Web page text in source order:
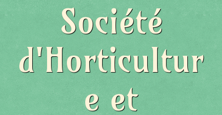
Société
d'Horticultur
e et